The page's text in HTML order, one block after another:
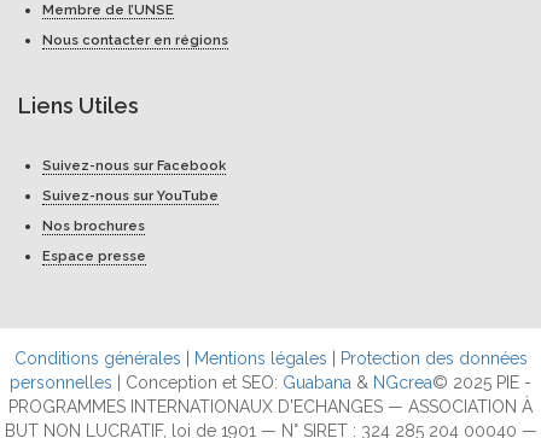
Membre de l’UNSE
Nous contacter en régions
Liens Utiles
Suivez-nous sur Facebook
Suivez-nous sur YouTube
Nos brochures
Espace presse
Conditions générales Mentions légales
Protection des données
personnelles | Conception et SEO: Guabana & NGcrea© 2025 PIE -
PROGRAMMES INTERNATIONAUX D'ECHANGES — ASSOCIATION À
BUT NON LUCRATIF, loi de 1901 — N° SIRET : 324 285 204 00040 —